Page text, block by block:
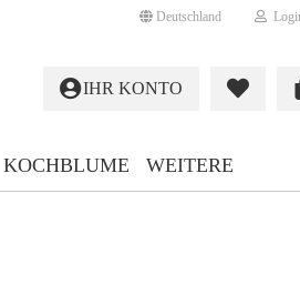
Deutschland
IHR KONTO
KOCHBLUME WEITERE